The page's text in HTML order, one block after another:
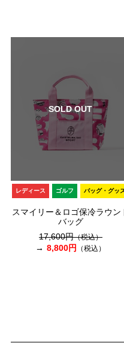
SOLD OUT
レディース ゴルフ バッグ・グッ
スマイリー＆ロゴ保冷ラウン
バッグ
17,600円（税込）
8,800円 （税込）